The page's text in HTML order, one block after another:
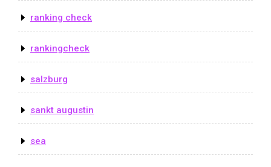
ranking check
rankingcheck
salzburg
sankt augustin
sea